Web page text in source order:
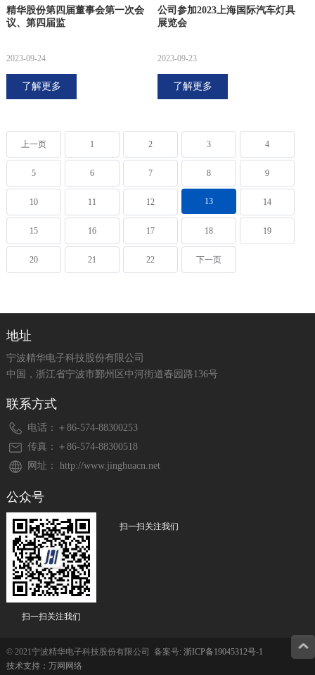
精华股份第四届董事会第一次会
议、第四届监
2023-09-24
了解更多
公司参加2023上海国际汽车灯具
展览会
2023-09-23
了解更多
上一页 1 2 3 4
5 6 7 8 9
10 11 12 13 14
15 16 17 18 19
20 21 22 下一页
地址
宁波精华电子科技股份有限公司
中国，浙江省宁波市鄞州区中河街道春园路136号
联系方式
电话：＋86-574-88300253
传真：＋86-574-88300518
网址： http://www.jinghuacn.net
公众号
扫一扫关注我们
扫一扫关注我们
© 2021宁波精华电子科技股份有限公司 备案号: 浙ICP备19045312号-1
技术支持：万网网络